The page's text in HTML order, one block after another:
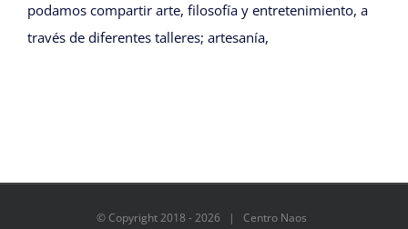
podamos compartir arte, filosofía y entretenimiento, a
través de diferentes talleres; artesanía,
© Copyright 2018 -2026 | Centro Naos